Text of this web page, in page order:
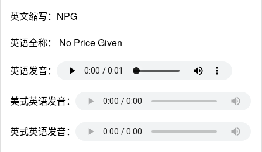
英文缩写：NPG
英语全称： No Price Given
英语发音：
美式英语发音：
英式英语发音：